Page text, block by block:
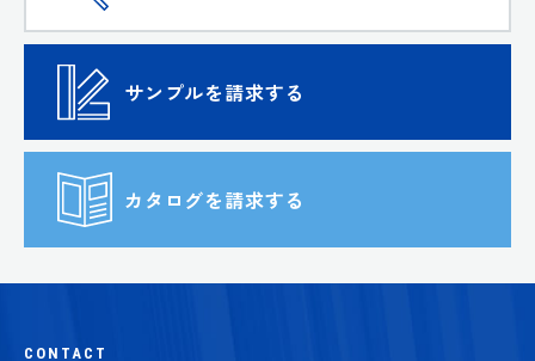
サンプルを請求する
カタログを請求する
CONTACT